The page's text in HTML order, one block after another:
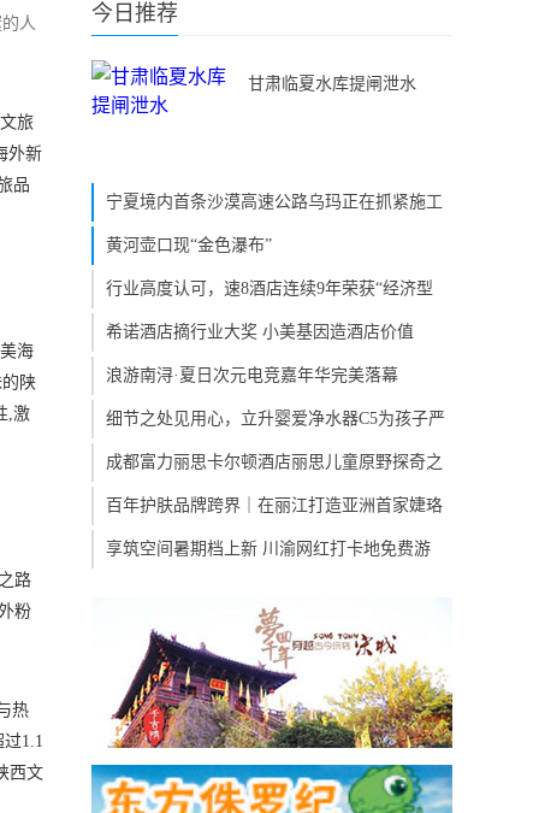
人
旅
外新
品
海
陕
,激
路
粉
热
1.1
西文
今日推荐
甘肃临夏水库提闸泄水
宁夏境内首条沙漠高速公路乌玛正在抓紧施工
黄河壶口现“金色瀑布”
行业高度认可，速8酒店连续9年荣获“经济型
希诺酒店摘行业大奖 小美基因造酒店价值
浪游南浔·夏日次元电竞嘉年华完美落幕
细节之处见用心，立升婴爱净水器C5为孩子严
成都富力丽思卡尔顿酒店丽思儿童原野探奇之
百年护肤品牌跨界｜在丽江打造亚洲首家婕珞
享筑空间暑期档上新 川渝网红打卡地免费游